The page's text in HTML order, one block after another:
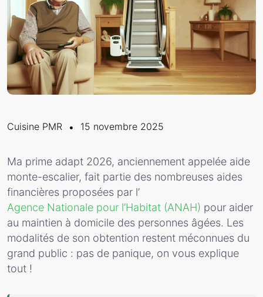
Cuisine PMR 15 novembre 2025
Ma prime adapt 2026, anciennement appelée aide
monte-escalier, fait partie des nombreuses aides
financières proposées par l’
Agence Nationale pour l’Habitat (ANAH) pour aider
au maintien à domicile des personnes âgées. Les
modalités de son obtention restent méconnues du
grand public : pas de panique, on vous explique
tout !